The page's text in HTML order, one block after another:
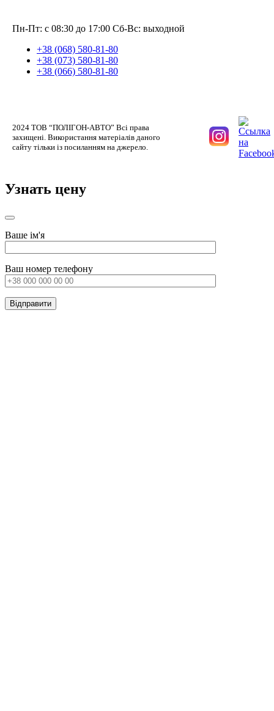
Пн-Пт: с 08:30 до 17:00 Сб-Вс: выходной
+38 (068) 580-81-80
+38 (073) 580-81-80
+38 (066) 580-81-80
2024 ТОВ “ПОЛІГОН-АВТО” Всі права
захищені. Використання матеріалів даного
сайту тільки із посиланням на джерело.
Узнать цену
Ваше ім'я
Ваш номер телефону